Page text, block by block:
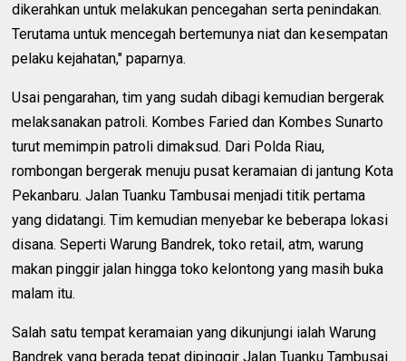
dikerahkan untuk melakukan pencegahan serta penindakan.
Terutama untuk mencegah bertemunya niat dan kesempatan
pelaku kejahatan," paparnya.
Usai pengarahan, tim yang sudah dibagi kemudian bergerak
melaksanakan patroli. Kombes Faried dan Kombes Sunarto
turut memimpin patroli dimaksud. Dari Polda Riau,
rombongan bergerak menuju pusat keramaian di jantung Kota
Pekanbaru. Jalan Tuanku Tambusai menjadi titik pertama
yang didatangi. Tim kemudian menyebar ke beberapa lokasi
disana. Seperti Warung Bandrek, toko retail, atm, warung
makan pinggir jalan hingga toko kelontong yang masih buka
malam itu.
Salah satu tempat keramaian yang dikunjungi ialah Warung
Bandrek yang berada tepat dipinggir Jalan Tuanku Tambusai.